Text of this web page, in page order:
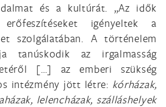
és a kultúrát. „Az idők
igényeltek a
szolgálatában. A történelem
tanúskodik az irgalmasság
[…] az emberi szükség
intézmény jött létre: kórházak,
lelencházak, szálláshelyek